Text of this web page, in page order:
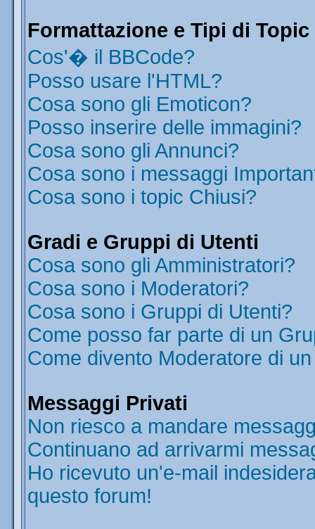
Formattazione e Tipi di Topic
Cos'� il BBCode?
Posso usare l'HTML?
Cosa sono gli Emoticon?
Posso inserire delle immagini?
Cosa sono gli Annunci?
Cosa sono i messaggi
Cosa sono i topic Chiusi?
Gradi e Gruppi di Utenti
Cosa sono gli Amministratori?
Cosa sono i Moderatori?
Cosa sono i Gruppi di Utenti?
Come posso far parte di un
Come divento Moderatore di
Messaggi Privati
Non riesco a mandare
Continuano ad arrivarmi
Ho ricevuto un'e-mail
questo forum!